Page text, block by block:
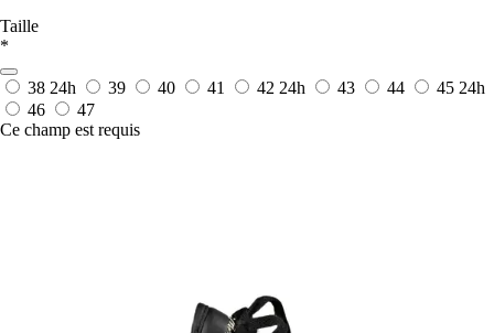
Taille
*
38 24h 39 40 41 42 24h 43 44 45 24h
46
47
Ce champ est requis